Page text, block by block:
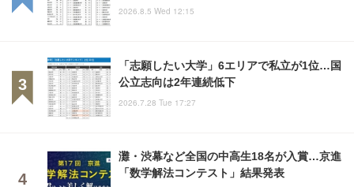
2026.8.5 Wed 12:15
「志願したい大学」6エリアで私立が1位…国
公立志向は2年連続低下
2026.7.28 Tue 17:27
灘・渋幕など全国の中高生18名が入賞…京進
「数学解法コンテスト」結果発表